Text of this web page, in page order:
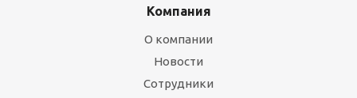
Компания
О компании
Новости
Сотрудники